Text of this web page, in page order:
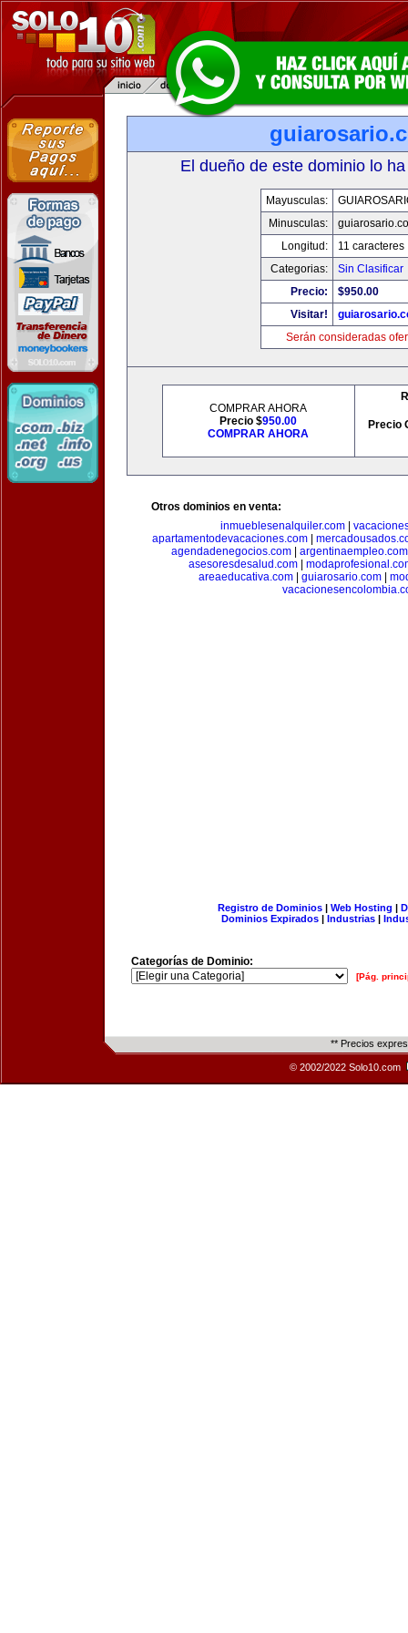
El dueño de este dominio lo
Mayusculas:
Minusculas:
Longitud:
11 caracteres
Categorias:
Sin Clasificar
Precio:
$950.00
Visitar!
Serán consideradas
COMPRAR AHORA
Precio $950.00
COMPRAR AHORA
Precio
Otros dominios en venta:
inmueblesenalquiler.com|
apartamentodevacaciones.com|
agendadenegocios.com| argentinaempleo.com
asesoresdesalud.com|
areaeducativa.com| guiarosario.com|
Registro de Dominios| Web Hosting |
Dominios Expirados | Industrias |
Categorías de Dominio:
[Pág.
** Precios
© 2002/2022 Solo10.com